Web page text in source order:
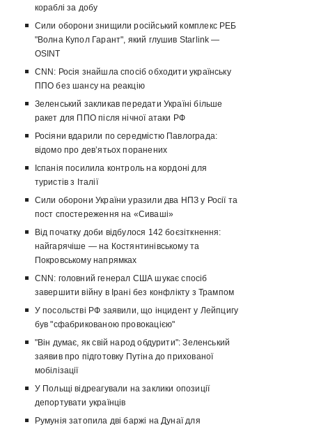
кораблі за добу
Сили оборони знищили російський комплекс РЕБ
"Волна Купол Гарант", який глушив Starlink —
OSINT
CNN: Росія знайшла спосіб обходити українську
ППО без шансу на реакцію
Зеленський закликав передати Україні більше
ракет для ППО після нічної атаки РФ
Росіяни вдарили по середмістю Павлограда:
відомо про девʼятьох поранених
Іспанія посилила контроль на кордоні для
туристів з Італії
Сили оборони України уразили два НПЗ у Росії та
пост спостереження на «Сиваші»
Від початку доби відбулося 142 боєзіткнення:
найгарячіше — на Костянтинівському та
Покровському напрямках
CNN: головний генерал США шукає спосіб
завершити війну в Ірані без конфлікту з Трампом
У посольстві РФ заявили, що інцидент у Лейпцигу
був "сфабрикованою провокацією"
"Він думає, як свій народ обдурити": Зеленський
заявив про підготовку Путіна до прихованої
мобілізації
У Польщі відреагували на заклики опозиції
депортувати українців
Румунія затопила дві баржі на Дунаї для